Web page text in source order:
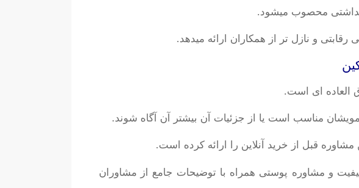
و نازل تر از همکاران ارائه میدهد.
العاده ای است.
مناسب است یا از جزئیات آن بیشتر آن آگاه شوند.
قبل از خرید آنلاین را ارائه کرده است.
و مشاوره پوستی همراه با توضیحات جامع از مشاوران